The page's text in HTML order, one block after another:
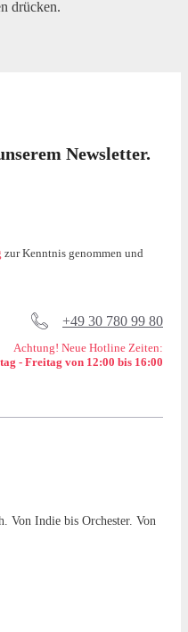
drücken.
Newsletter.
zur Kenntnis genommen und
+49 30 780 99 80
Achtung! Neue Hotline Zeiten:
- Freitag von 12:00 bis 16:00
Von Indie bis Orchester. Von